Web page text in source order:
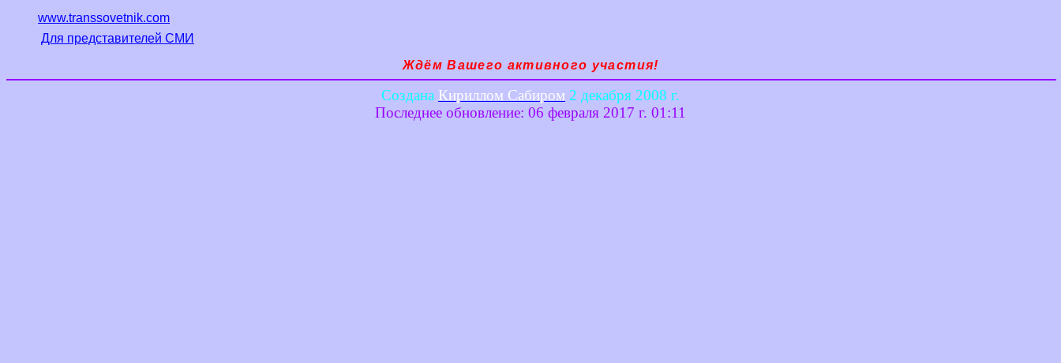
www.transsovetnik.com
Для представителей СМИ
Ждём Вашего активного участия!
Создана Кириллом Сабиром 2 декабря 2008 г.
Последнее обновление: 06 февраля 2017 г. 01:11